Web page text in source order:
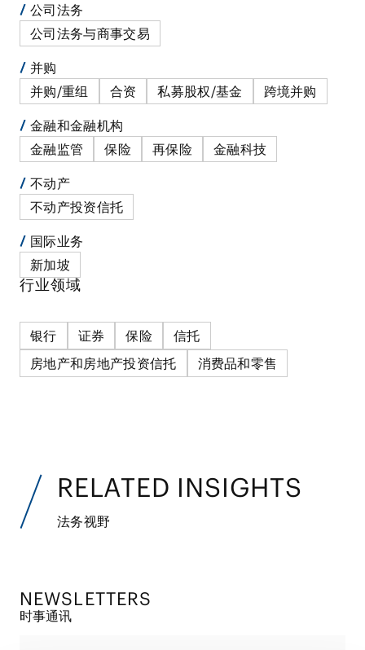
公司法务
公司法务与商事交易
并购
并购/重组
合资 私募股权/基金 跨境并购
金融和金融机构
金融监管
保险 再保险 金融科技
不动产
不动产投资信托
国际业务
新加坡
行业领域
银行 证券 保险
信托
房地产和房地产投资信托
消费品和零售
RELATED INSIGHTS
法务视野
NEWSLETTERS
时事通讯